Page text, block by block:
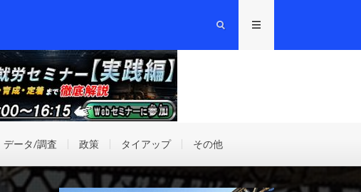
データ/調査 政策 タイアップ その他